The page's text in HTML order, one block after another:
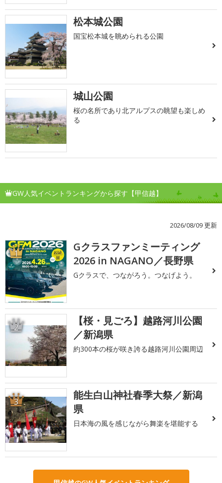
松本城公園
国宝松本城を眺められる公園
城山公園
桜の名所であり北アルプスの眺望も楽しめ
る
GW人気イベントランキングから探す【甲信越】
2026/08/09 更新
1
Gクラスファンミーティング
2026 in NAGANO／長野県
Gクラスで、つながろう。つなげよう。
2
【桜・見ごろ】越路河川公園
／新潟県
約300本の桜が咲き誇る越路河川公園周辺
3
能生白山神社春季大祭／新潟
県
日本海の風を感じながら舞楽を堪能する